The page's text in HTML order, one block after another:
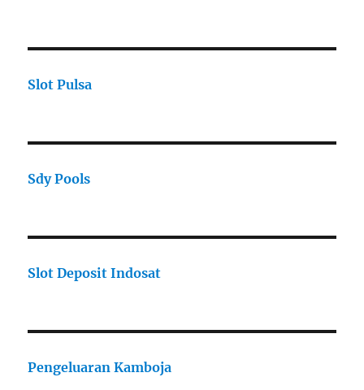
Slot Pulsa
Sdy Pools
Slot Deposit Indosat
Pengeluaran Kamboja